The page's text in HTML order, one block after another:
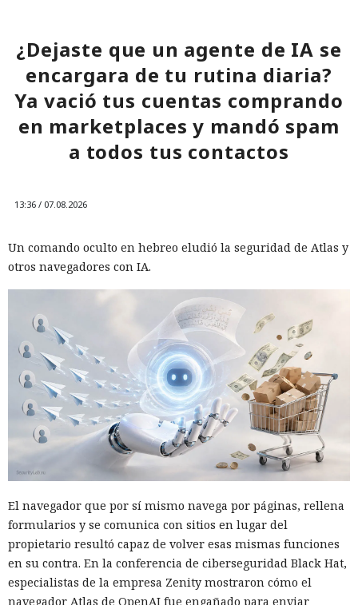
¿Dejaste que un agente de IA se
encargara de tu rutina diaria?
Ya vació tus cuentas comprando
en marketplaces y mandó spam
a todos tus contactos
13:36 / 07.08.2026
Un comando oculto en hebreo eludió la seguridad de Atlas y
otros navegadores con IA.
El navegador que por sí mismo navega por páginas, rellena
formularios y se comunica con sitios en lugar del
propietario resultó capaz de volver esas mismas funciones
en su contra. En la conferencia de ciberseguridad Black Hat,
especialistas de la empresa Zenity mostraron cómo el
navegador Atlas de OpenAI fue engañado para enviar